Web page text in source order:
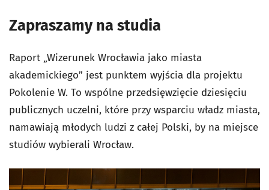
Zapraszamy na studia
Raport „Wizerunek Wrocławia jako miasta
akademickiego” jest punktem wyjścia dla projektu
Pokolenie W. To wspólne przedsięwzięcie dziesięciu
publicznych uczelni, które przy wsparciu władz miasta,
namawiają młodych ludzi z całej Polski, by na miejsce
studiów wybierali Wrocław.